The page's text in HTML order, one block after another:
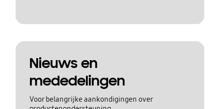
Nieuws en
mededelingen
Voor belangrijke aankondigingen over